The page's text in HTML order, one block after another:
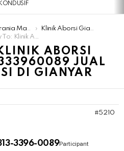
KONDUSIF
Residences
Klinik Aborsi Gianyar 081333960089 Jual Obat Aborsi Di Gianyar
081333960089 Jual Obat Aborsi Di Gianyar
ABORSI
JUAL
DI GIANYAR
#5210
3396-0089Participant